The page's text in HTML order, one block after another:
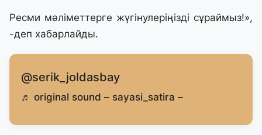
Ресми мәліметтерге жүгінулеріңізді сұраймыз!»,
-деп хабарлайды.
@serik_joldasbay
♬ original sound – sayasi_satira –